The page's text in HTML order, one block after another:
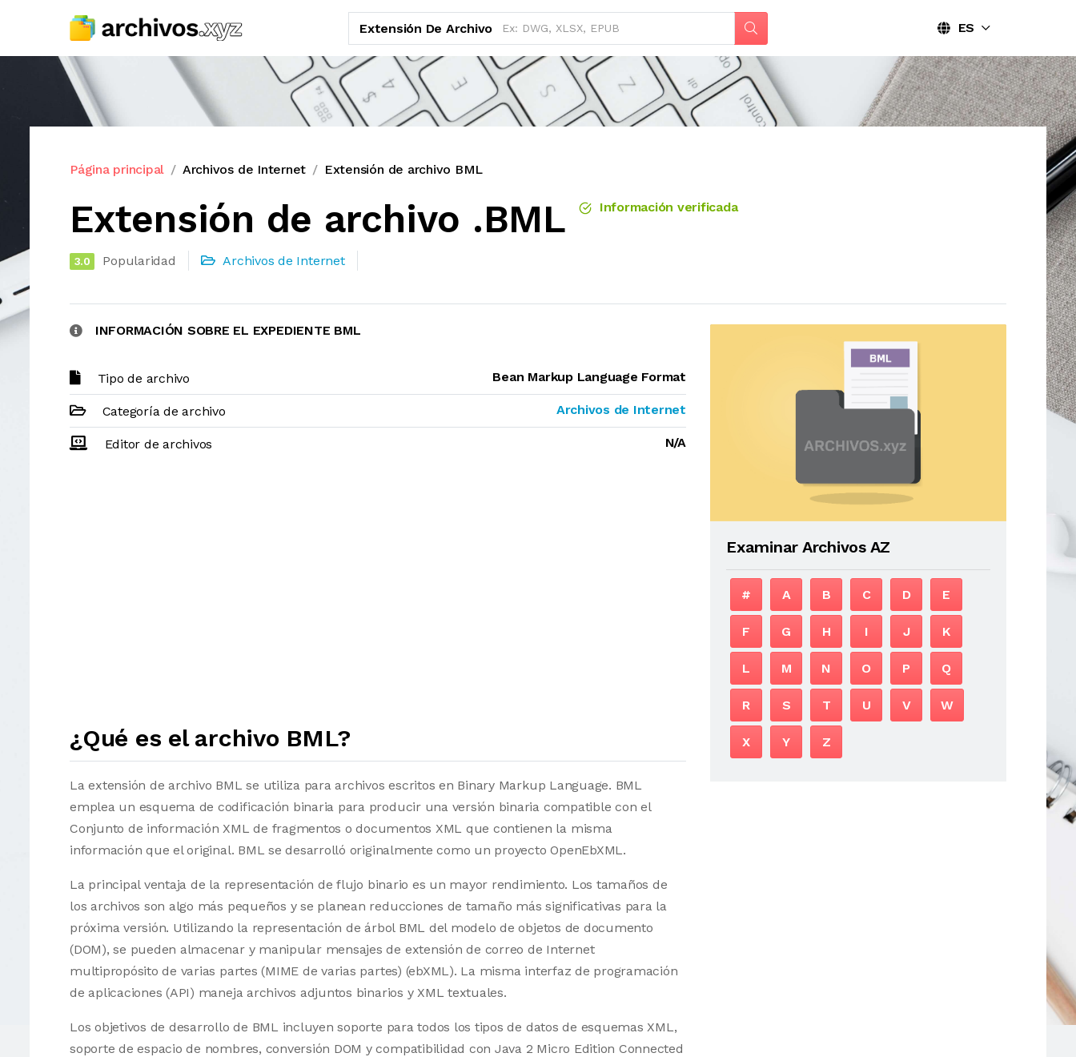
Extensión De Archivo ES
Página principal Archivos de Internet Extensión de archivo BML
Extensión de archivo .BML Información verificada
3.0 Popularidad Archivos de Internet
INFORMACIÓN SOBRE EL EXPEDIENTE BML
Tipo de archivo Bean Markup Language Format
Categoría de archivo Archivos de Internet
Editor de archivos N/A
¿Qué es el archivo BML?
La extensión de archivo BML se utiliza para archivos escritos en Binary Markup Language. BML
emplea un esquema de codificación binaria para producir una versión binaria compatible con el
Conjunto de información XML de fragmentos o documentos XML que contienen la misma
información que el original. BML se desarrolló originalmente como un proyecto OpenEbXML.
La principal ventaja de la representación de flujo binario es un mayor rendimiento. Los tamaños de
los archivos son algo más pequeños y se planean reducciones de tamaño más significativas para la
próxima versión. Utilizando la representación de árbol BML del modelo de objetos de documento
(DOM), se pueden almacenar y manipular mensajes de extensión de correo de Internet
multipropósito de varias partes (MIME de varias partes) (ebXML). La misma interfaz de programación
de aplicaciones (API) maneja archivos adjuntos binarios y XML textuales.
Los objetivos de desarrollo de BML incluyen soporte para todos los tipos de datos de esquemas XML,
soporte de espacio de nombres, conversión DOM y compatibilidad con Java 2 Micro Edition Connected
Examinar Archivos AZ
# A B C D E
F G H I J K
L M N O P Q
R S T U V W
X Y Z